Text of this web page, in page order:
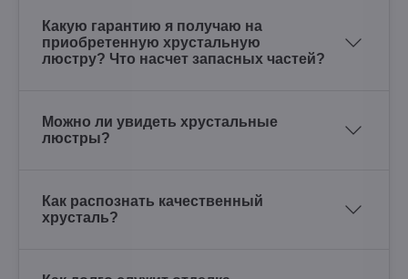
Какую гарантию я получаю на
приобретенную хрустальную
люстру? Что насчет запасных частей?
Можно ли увидеть хрустальные
люстры?
Как распознать качественный
хрусталь?